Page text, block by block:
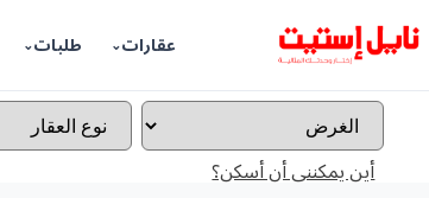
عقارات طلبات
أين يمكننى أن أسكن؟